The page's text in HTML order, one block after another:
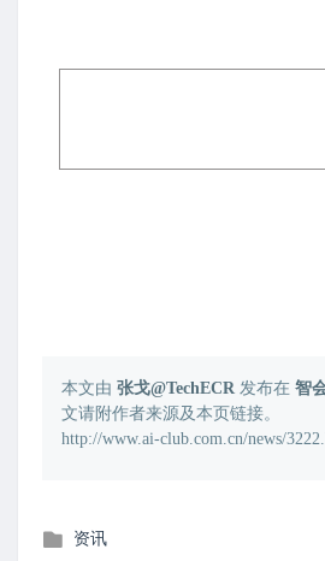
本文由 张戈@TechECR 发布在 智
文请附作者来源及本页链接。
http://www.ai-club.com.cn/news/
发
资讯